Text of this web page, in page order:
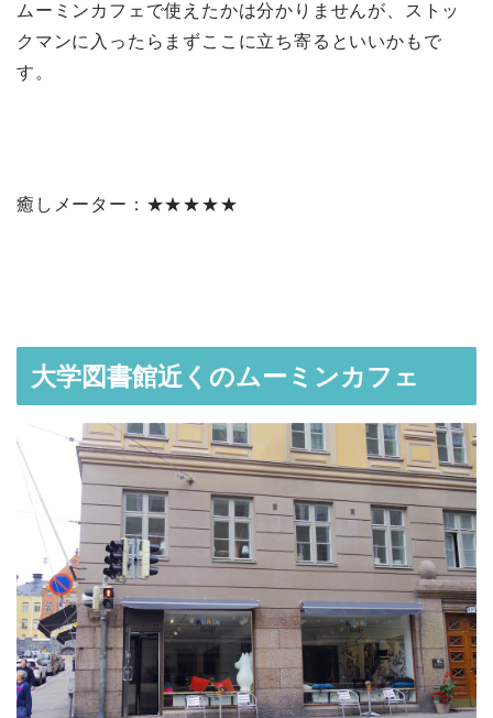
ムーミンカフェで使えたかは分かりませんが、ストッ
クマンに入ったらまずここに立ち寄るといいかもで
す。
癒しメーター：★★★★★
大学図書館近くのムーミンカフェ